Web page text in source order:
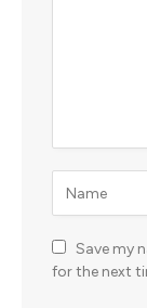
Save my
for the next